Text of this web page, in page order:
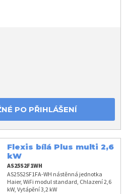
PO PŘIHLÁŠENÍ
Flexis bílá Plus multi 2,6
kW
AS25S2F1WH
AS25S2SF1FA-WH nástěnná jednotka
Haier, WiFi modul standard, Chlazení 2,6
kW, Vytápění 3,2 kW